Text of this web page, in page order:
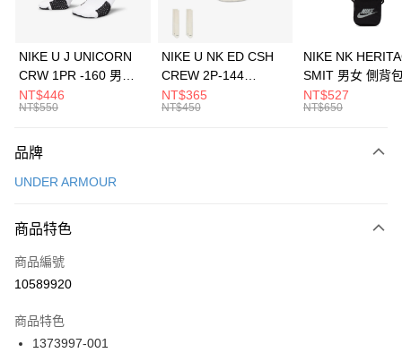
上海商業儲蓄銀行
元大商業銀行
台灣樂天信用卡公司
Apple Pay
全盈+PAY
AFTEE先享後付
【關於「AFTEE先享後付」】
便利好安心！
３．安心：先確認商品／服務後，再付款。
【「AFTEE先享後付」結帳流程】
１．於結帳方式選擇「AFTEE先享後付」後，將跳轉至「AFTEE先享後付」
２．訂單成立數日內，您將收到繳費通知簡訊。
３．收到繳費通知簡訊後14天內，點擊此簡訊中的連結，可透過四大超商／
ATM／網路銀行／等多元方式進行付款，方視為交易完成。
運送方式
每筆NT$100，滿NT$1,500(含以上)免運費
宅配
每筆NT$100，滿NT$1,500(含以上)免運費
付款後門市自取
每筆NT$100，滿NT$1,500(含以上)免運費
NIKE U J UNICORN
CRW 1PR -160 男女
中統襪 FZ3393100
NT$446
NT$550
NIKE U NK ED CSH
CREW 2P-144
EMBRDY 男女 短統襪
FZ3073133
NT$365
NT$450
NIKE NK
SMIT 男女 側背
BA5871010
NT$527
NT$650
品牌
UNDER ARMOUR
商品特色
商品編號
10589920
商品特色
1373997-001